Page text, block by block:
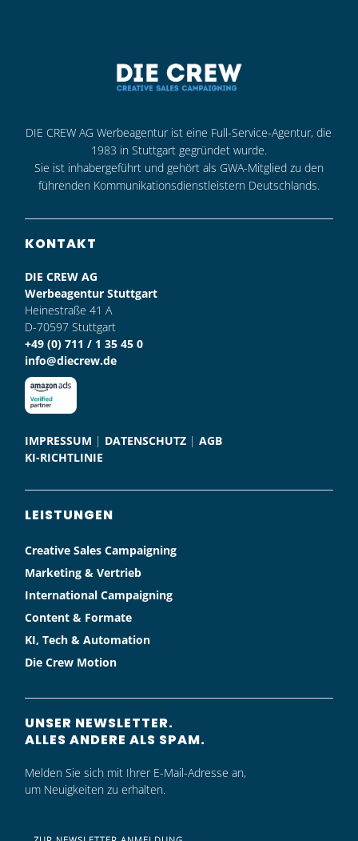
DIE CREW AG Werbeagentur ist eine Full-Service-Agentur, die
1983 in Stuttgart gegründet wurde.
Sie ist inhabergeführt und gehört als GWA-Mitglied zu den
führenden Kommunikationsdienstleistern Deutschlands.
KONTAKT
DIE CREW AG
Werbeagentur Stuttgart
Heinestraße 41 A
D-70597 Stuttgart
+49 (0) 711 / 1 35 45 0
info@diecrew.de
IMPRESSUM | DATENSCHUTZ |AGB
KI-RICHTLINIE
LEISTUNGEN
Creative Sales Campaigning
Marketing & Vertrieb
International Campaigning
Content & Formate
KI, Tech & Automation
Die Crew Motion
UNSER NEWSLETTER.
ALLES ANDERE ALS SPAM.
Melden Sie sich mit Ihrer E-Mail-Adresse an,
um Neuigkeiten zu erhalten.